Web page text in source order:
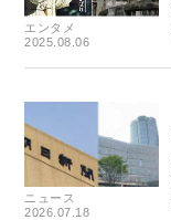
エンタメ
2025.08.06
ニュース
2026.07.18